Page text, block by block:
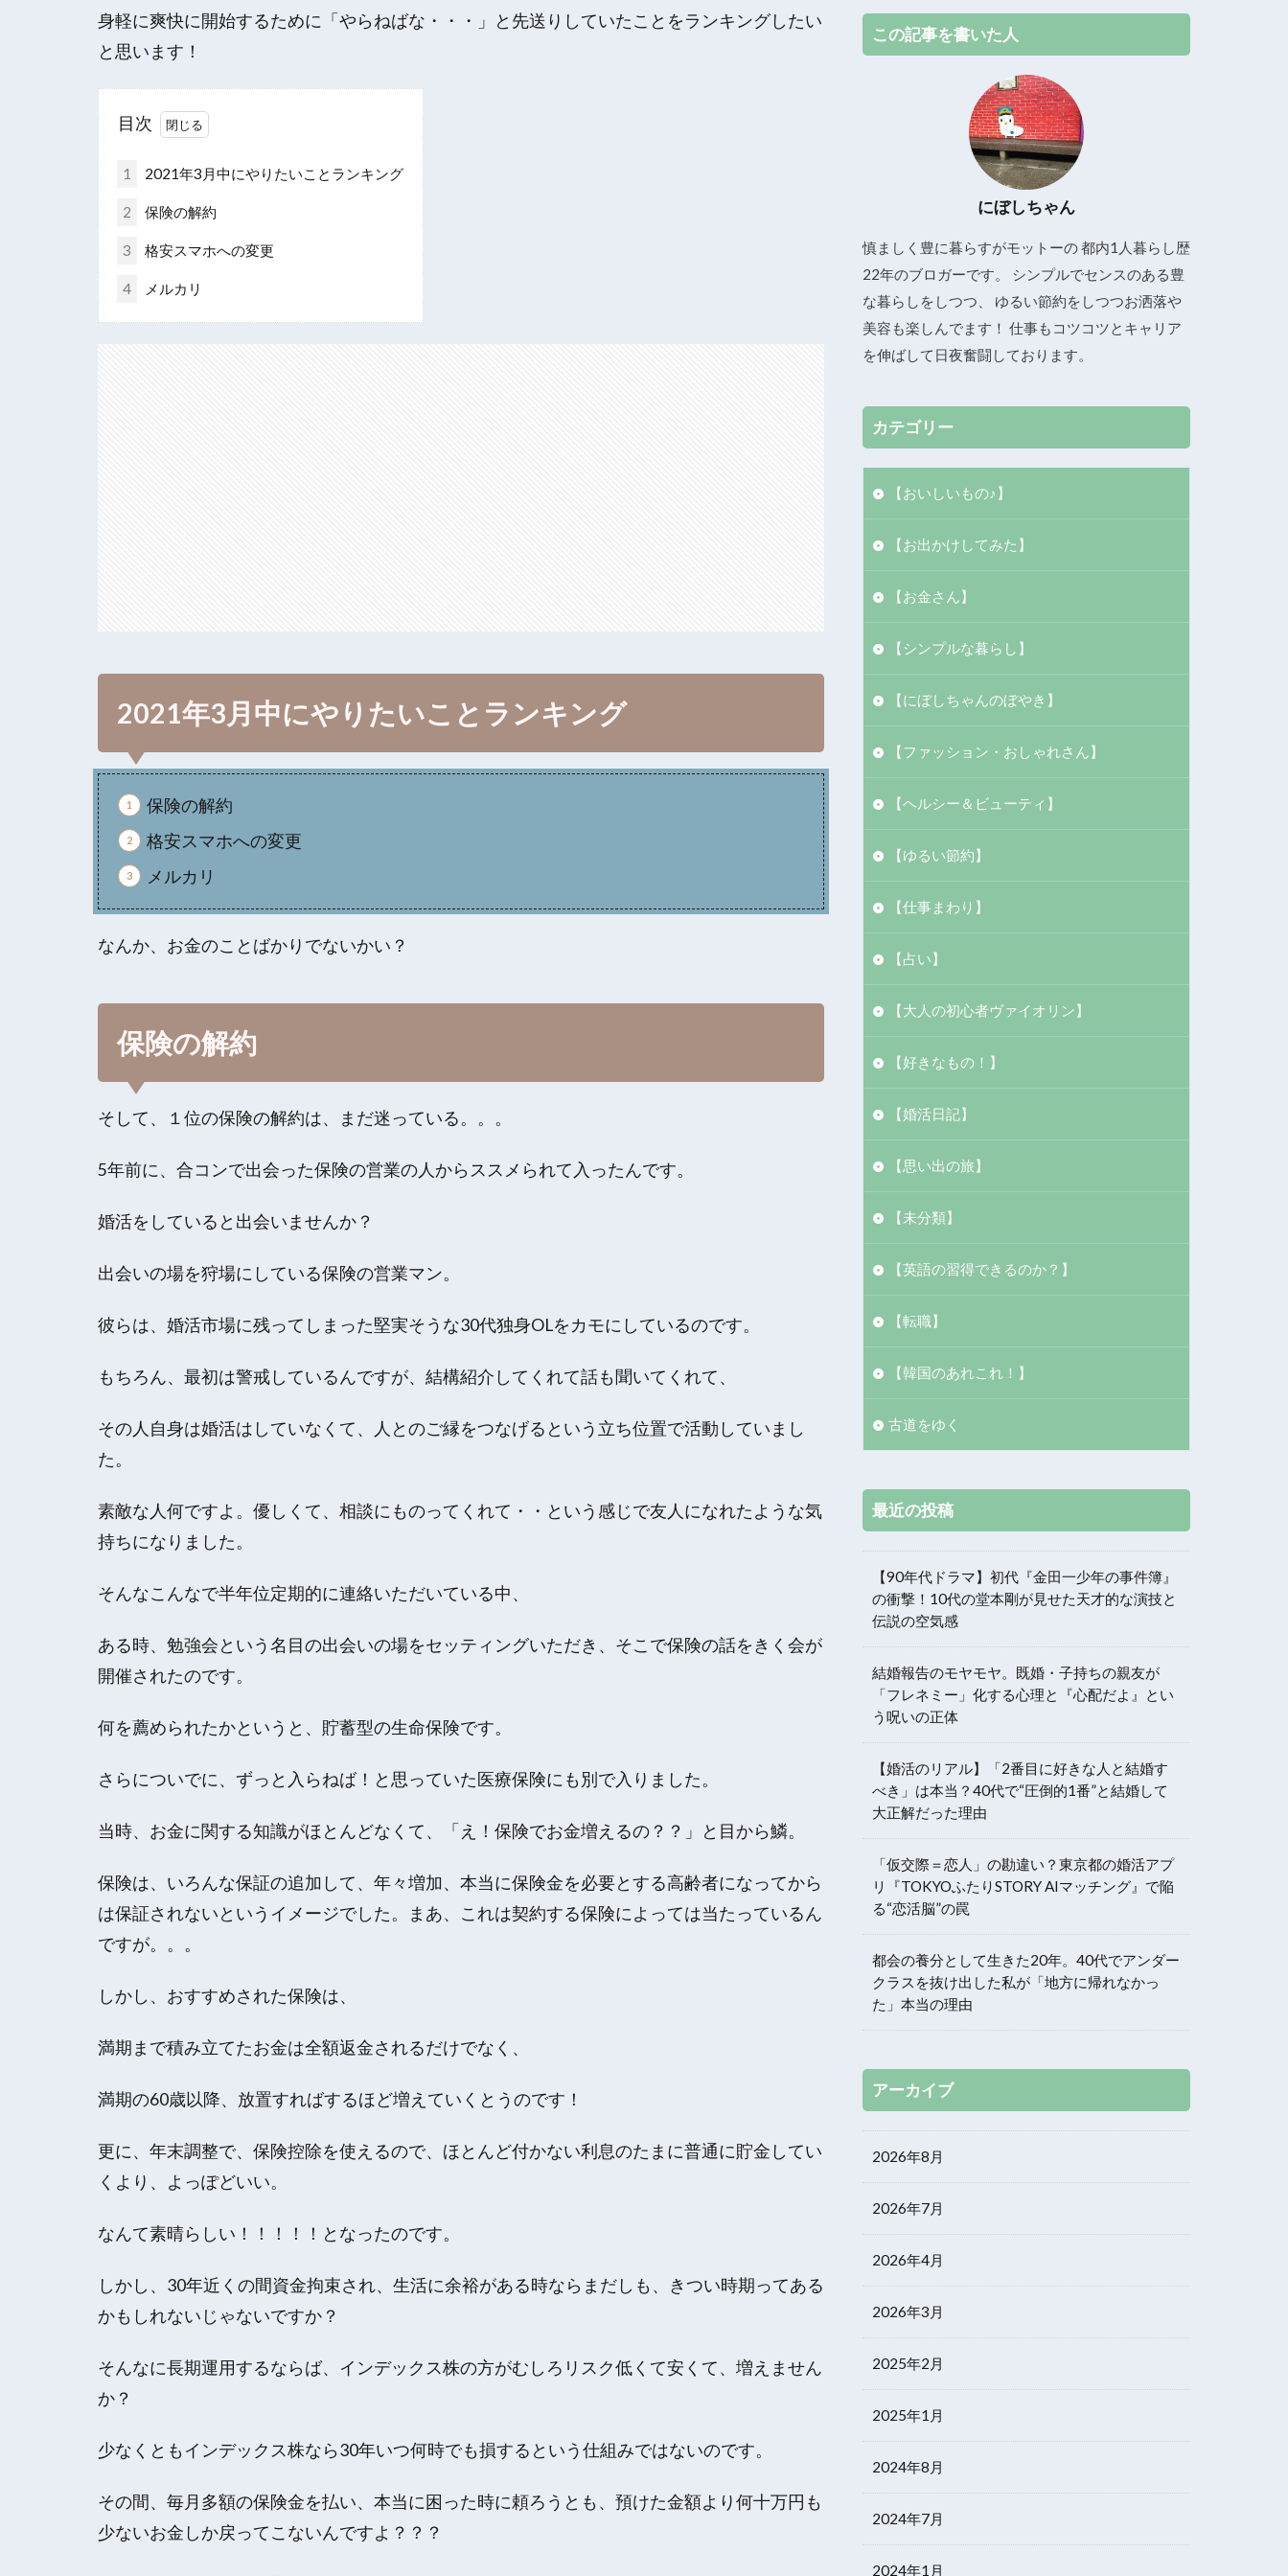
身軽に爽快に開始するために「やらねばな・・・」と先送りしていたことをランキングしたい
と思います！
目次
1 2021年3月中にやりたいことランキング
2 保険の解約
3 格安スマホへの変更
4 メルカリ
2021年3月中にやりたいことランキング
保険の解約
格安スマホへの変更
メルカリ
なんか、お金のことばかりでないかい？
保険の解約
そして、１位の保険の解約は、まだ迷っている。。。
5年前に、合コンで出会った保険の営業の人からススメられて入ったんです。
婚活をしていると出会いませんか？
出会いの場を狩場にしている保険の営業マン。
彼らは、 婚活市場に残ってしまった堅実そうな30代独身OLをカモにしているのです。
もちろん、最初は警戒しているんですが、結構紹介してくれて話も聞いてくれて、
その人自身は婚活はしていなくて、人とのご縁をつなげるという立ち位置で活動していまし
た。
素敵な人何ですよ。優しくて、相談にものってくれて・・という感じで友人になれたような気
持ちになりました。
そんなこんなで半年位定期的に連絡いただいている中、
ある時、勉強会という名目の出会いの場をセッティングいただき、そこで保険の話をきく会が
開催されたのです。
何を薦められたかというと、貯蓄型の生命保険です。
さらについでに、ずっと入らねば！と思っていた医療保険にも別で入りました。
当時、お金に関する知識がほとんどなくて、「え！保険でお金増えるの？？」と目から鱗。
保険は、いろんな保証の追加して、年々増加、本当に保険金を必要とする高齢者になってから
は保証されないというイメージでした。まあ、これは契約する保険によっては当たっているん
ですが。。。
しかし、おすすめされた保険は、
満期まで積み立てたお金は全額返金されるだけでなく、
満期の60歳以降、放置すればするほど増えていくとうのです！
更に、年末調整で、保険控除を使えるので、ほとんど付かない利息のたまに普通に貯金してい
くより、よっぽどいい。
なんて素晴らしい！！！！！となったのです。
しかし、30年近くの間資金拘束され、生活に余裕がある時ならまだしも、きつい時期ってある
かもしれないじゃないですか？
そんなに長期運用するならば、インデックス株の方がむしろリスク低くて安くて、増えません
か？
少なくともインデックス株なら30年いつ何時でも損するという仕組みではないのです。
その間、毎月多額の保険金を払い、本当に困った時に頼ろうとも、預けた金額より何十万円も
少ないお金しか戻ってこないんですよ？？？
この記事を書いた人
にぼしちゃん
慎ましく豊に暮らすがモットーの 都内1人暮らし歴
22年のブロガーです。 シンプルでセンスのある豊
な暮らしをしつつ、 ゆるい節約をしつつお洒落や
美容も楽しんでます！ 仕事もコツコツとキャリア
を伸ばして日夜奮闘しております。
カテゴリー
【おいしいもの♪】
【お出かけしてみた】
【お金さん】
【シンプルな暮らし】
【にぼしちゃんのぼやき】
【ファッション・おしゃれさん】
【ヘルシー＆ビューティ】
【ゆるい節約】
【仕事まわり】
【占い】
【大人の初心者ヴァイオリン】
【好きなもの！】
【婚活日記】
【思い出の旅】
【未分類】
【英語の習得できるのか？】
【転職】
【韓国のあれこれ！】
古道をゆく
最近の投稿
【90年代ドラマ】初代『金田一少年の事件簿』
の衝撃！10代の堂本剛が見せた天才的な演技と
伝説の空気感
結婚報告のモヤモヤ。既婚・子持ちの親友が
「フレネミー」化する心理と『心配だよ』とい
う呪いの正体
【婚活のリアル】「2番目に好きな人と結婚す
べき」は本当？40代で“圧倒的1番”と結婚して
大正解だった理由
「仮交際＝恋人」の勘違い？東京都の婚活アプ
リ『TOKYOふたりSTORY AIマッチング』で陥
る“恋活脳”の罠
都会の養分として生きた20年。40代でアンダー
クラスを抜け出した私が「地方に帰れなかっ
た」本当の理由
アーカイブ
2026年8月
2026年7月
2026年4月
2026年3月
2025年2月
2025年1月
2024年8月
2024年7月
2024年1月